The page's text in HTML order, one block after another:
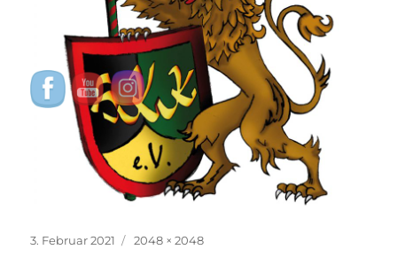
Veröffentlicht
3. Februar 2021 Originalgröße
2048 × 2048